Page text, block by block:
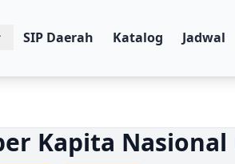
SIP Daerah Katalog Jadwal
Kapita Nasional